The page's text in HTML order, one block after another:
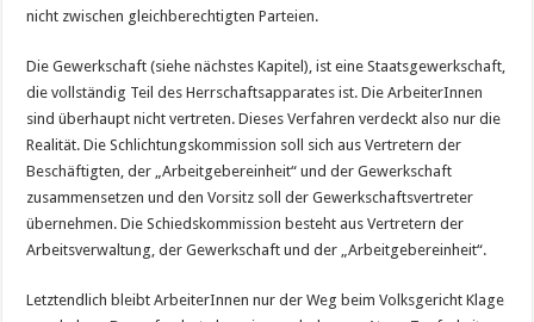
nicht zwischen gleichberechtigten Parteien.
Die Gewerkschaft (siehe nächstes Kapitel), ist eine Staatsgewerkschaft,
die vollständig Teil des Herrschaftsapparates ist. Die ArbeiterInnen
sind überhaupt nicht vertreten. Dieses Verfahren verdeckt also nur die
Realität. Die Schlichtungskommission soll sich aus Vertretern der
Beschäftigten, der „Arbeitgebereinheit“ und der Gewerkschaft
zusammensetzen und den Vorsitz soll der Gewerkschaftsvertreter
übernehmen. Die Schiedskommission besteht aus Vertretern der
Arbeitsverwaltung, der Gewerkschaft und der „Arbeitgebereinheit“.
Letztendlich bleibt ArbeiterInnen nur der Weg beim Volksgericht Klage